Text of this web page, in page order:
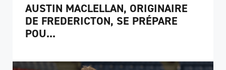
AUSTIN MACLELLAN, ORIGINAIRE
DE FREDERICTON, SE PRÉPARE
POU...